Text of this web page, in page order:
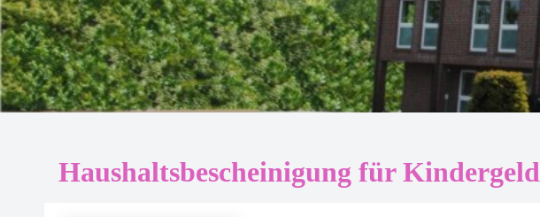
Haushaltsbescheinigung für Kindergeld